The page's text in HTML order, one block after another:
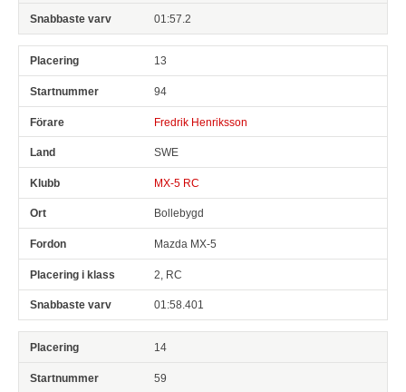
01:57.2
13
94
Fredrik Henriksson
SWE
MX-5 RC
Bollebygd
Mazda MX-5
2, RC
01:58.401
14
59